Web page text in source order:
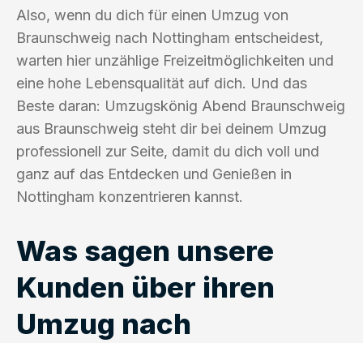
Also, wenn du dich für einen Umzug von
Braunschweig nach Nottingham entscheidest,
warten hier unzählige Freizeitmöglichkeiten und
eine hohe Lebensqualität auf dich. Und das
Beste daran: Umzugskönig Abend Braunschweig
aus Braunschweig steht dir bei deinem Umzug
professionell zur Seite, damit du dich voll und
ganz auf das Entdecken und Genießen in
Nottingham konzentrieren kannst.
Was sagen unsere
Kunden über ihren
Umzug nach